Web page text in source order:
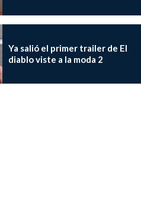
Ya salió el primer trailer de El
diablo viste a la moda 2